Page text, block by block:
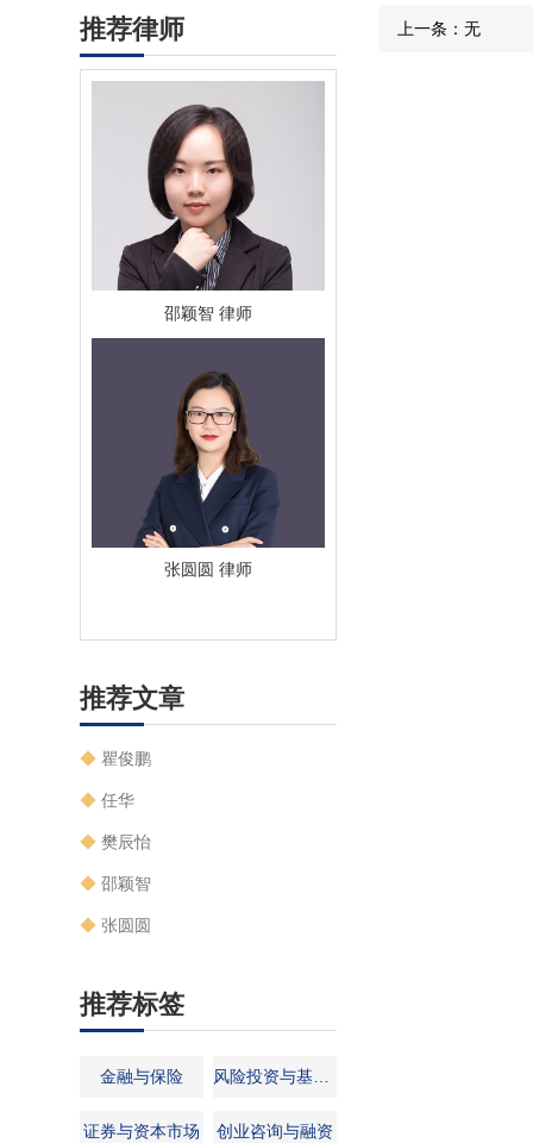
推荐律师
邵颖智 律师
张圆圆 律师
推荐文章
◆瞿俊鹏
◆任华
◆樊辰怡
◆邵颖智
◆张圆圆
推荐标签
金融与保险 风险投资与基金管理
证券与资本市场 创业咨询与融资
上一条：无